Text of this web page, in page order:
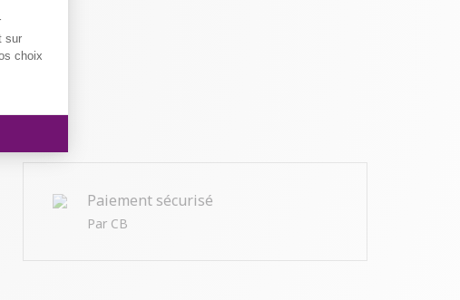
sur
choix
Paiement sécurisé
Par CB